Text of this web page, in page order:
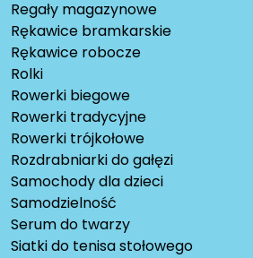
Regały magazynowe
Rękawice bramkarskie
Rękawice robocze
Rolki
Rowerki biegowe
Rowerki tradycyjne
Rowerki trójkołowe
Rozdrabniarki do gałęzi
Samochody dla dzieci
Samodzielność
Serum do twarzy
Siatki do tenisa stołowego